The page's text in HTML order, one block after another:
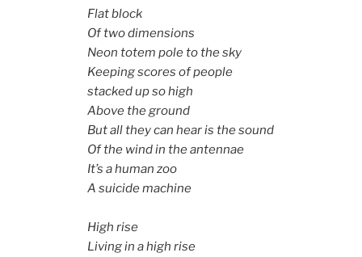
Flat block
Of two dimensions
Neon totem pole to the sky
Keeping scores of people
stacked up so high
Above the ground
But all they can hear is the sound
Of the wind in the antennae
It’s a human zoo
A suicide machine
High rise
Living in a high rise